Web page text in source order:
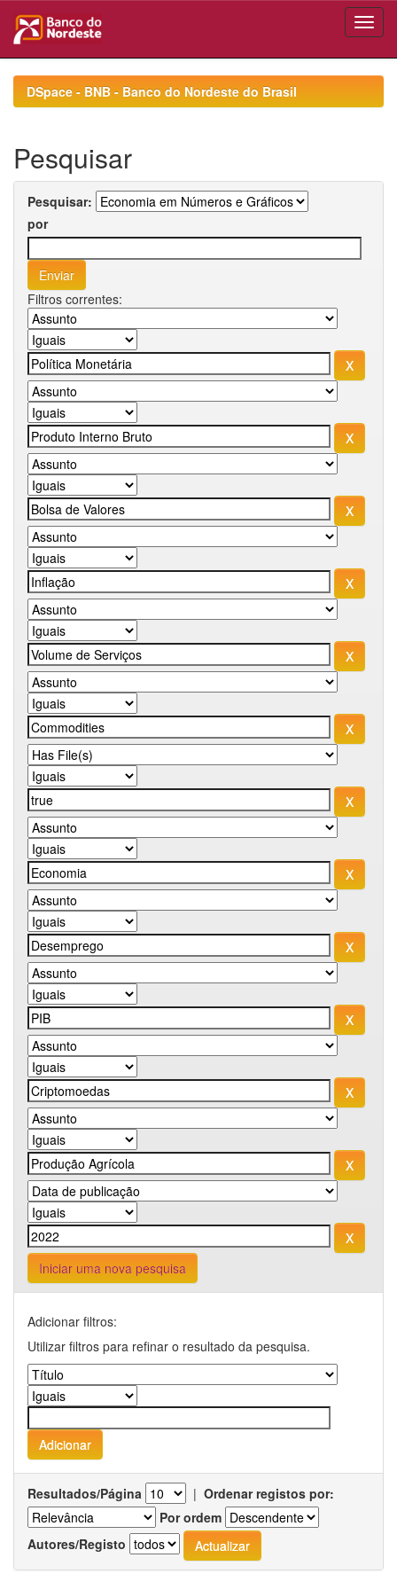
navigationDSpace - BNB - Banco do Nordeste do Brasil
Pesquisar
Pesquisar:
por
Filtros correntes:
Iniciar uma nova pesquisa
Adicionar filtros:
Utilizar filtros para refinar o resultado da pesquisa.
Resultados/Página | Ordenar registos por:
Por ordem
Autores/Registo